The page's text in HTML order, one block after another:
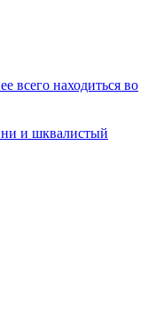
всего находиться во
и шквалистый